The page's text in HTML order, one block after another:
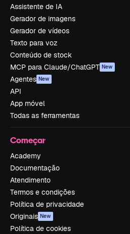
Assistente de IA
Gerador de imagens
Gerador de vídeos
Texto para voz
Conteúdo de stock
MCP para Claude/ChatGPT New
Agentes New
API
App móvel
Todas as ferramentas
Começar
Academy
Documentação
Atendimento
Termos e condições
Política de privacidade
Originais New
Política de cookies